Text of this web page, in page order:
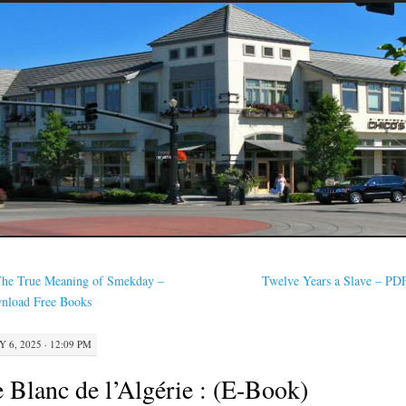
True Meaning of Smekday –
Free Books
Twelve Years a Slave –
6, 2025 · 12:09 PM
Blanc de l’Algérie : (E-Book)